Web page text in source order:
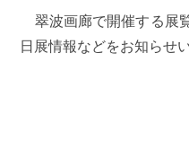
翠波画廊で開催する展
日展情報などをお知らせ